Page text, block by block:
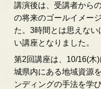
講演後は、受講者から
の将来のゴールイメー
た。3時間とは思えな
い講座となりました。
第2回講座は、10/16(木
城県内にある地域資源
ンディングの手法を学